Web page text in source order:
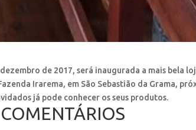
dezembro de 2017, será inaugurada a mais bela
Irarema, em São Sebastião da Grama,
já pode conhecer os seus produtos.